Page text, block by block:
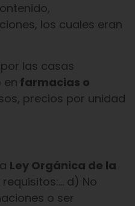
los cuales eran
las casas
en farmacias o
precios por unidad
Ley Orgánica de la
d) No
o ser